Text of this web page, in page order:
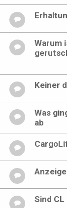
Warum
Keiner
Was
ab
Sind